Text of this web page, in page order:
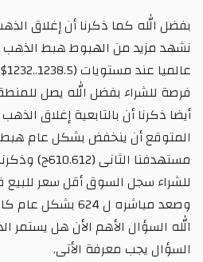
بفضل الله كما ذكرنا أن إغلاق
نشهد مزيد من الهبوط هبط الذهب
أيضا ذكرنا أن بالتابعية إغلاق
المتوقع أن ينخفض بشكل عام
مستهدفنا
وصعد مباشره ل
الله السؤال الأهم الأن هل يستمر
السؤال يجب معرفة الأتى.